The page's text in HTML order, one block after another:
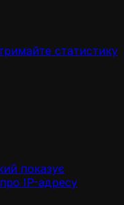
статистику
показує
IP-адресу